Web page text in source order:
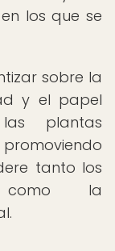
los que se
sobre la
y el papel
plantas
promoviendo
tanto los
como la